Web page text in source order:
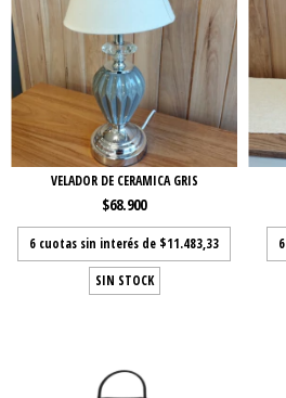
VELADOR DE CERAMICA GRIS
$68.900
6 cuotas sin interés de $11.483,33
SIN STOCK
6